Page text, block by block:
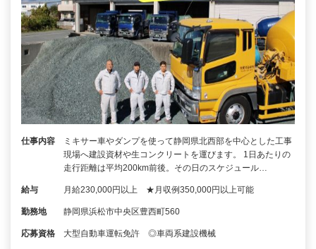
仕事内容
ミキサー車やダンプを使って静岡県北西部を中心とした工事
現場へ建設資材や生コンクリートを運びます。 1日あたりの
走行距離は平均200km前後。その日のスケジュール…
給与 月給230,000円以上 ★月収例350,000円以上可能
勤務地 静岡県浜松市中央区豊西町560
応募資格 大型自動車運転免許 ◎車両系建設機械